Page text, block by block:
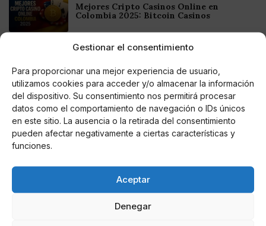
Gestionar el consentimiento
Para proporcionar una mejor experiencia de usuario,
utilizamos cookies para acceder y/o almacenar la información
del dispositivo. Su consentimiento nos permitirá procesar
datos como el comportamiento de navegación o IDs únicos
en este sitio. La ausencia o la retirada del consentimiento
pueden afectar negativamente a ciertas características y
funciones.
Aceptar
Denegar
Mejores Cripto Casinos Online en
Colombia 2025: Bitcoin Casinos
Online Casino
Criptomonedas en Argentina 2025
Mejores casinos online con
criptomonedas y Bitcoin en México 2025
Fortnite regresa para iOS en la Unión